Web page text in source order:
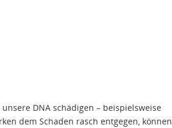
DNA schädigen – beispielsweise
dem Schaden rasch entgegen, können